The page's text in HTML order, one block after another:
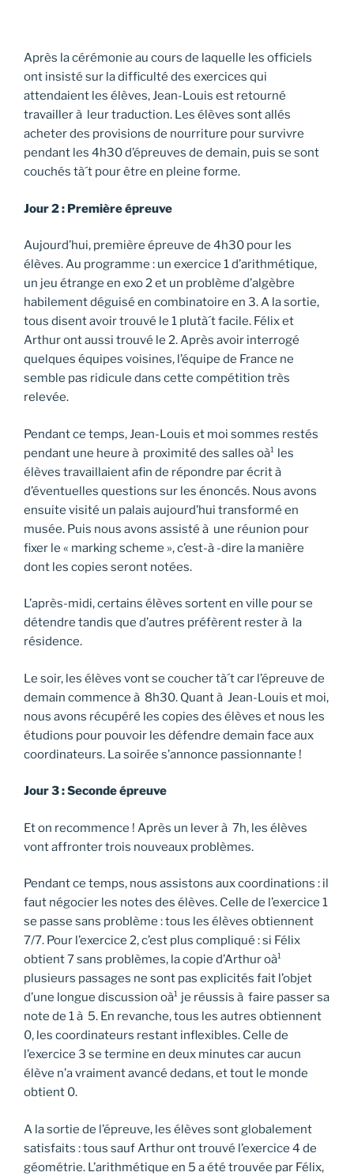
Après la cérémonie au cours de laquelle les officiels
ont insisté sur la difficulté des exercices qui
attendaient les élèves, Jean-Louis est retourné
travailler à leur traduction. Les élèves sont allés
acheter des provisions de nourriture pour survivre
pendant les 4h30 d’épreuves de demain, puis se sont
couchés tà´t pour être en pleine forme.
Jour 2 : Première épreuve
Aujourd’hui, première épreuve de 4h30 pour les
élèves. Au programme : un exercice 1 d’arithmétique,
un jeu étrange en exo 2 et un problème d’algèbre
habilement déguisé en combinatoire en 3. A la sortie,
tous disent avoir trouvé le 1 plutà´t facile. Félix et
Arthur ont aussi trouvé le 2. Après avoir interrogé
quelques équipes voisines, l’équipe de France ne
semble pas ridicule dans cette compétition très
relevée.
Pendant ce temps, Jean-Louis et moi sommes restés
pendant une heure à proximité des salles oà¹ les
élèves travaillaient afin de répondre par écrit à
d’éventuelles questions sur les énoncés. Nous avons
ensuite visité un palais aujourd’hui transformé en
musée. Puis nous avons assisté à une réunion pour
fixer le « marking scheme », c’est-à -dire la manière
dont les copies seront notées.
L’après-midi, certains élèves sortent en ville pour se
détendre tandis que d’autres préfèrent rester à la
résidence.
Le soir, les élèves vont se coucher tà´t car l’épreuve de
demain commence à 8h30. Quant à Jean-Louis et moi,
nous avons récupéré les copies des élèves et nous les
étudions pour pouvoir les défendre demain face aux
coordinateurs. La soirée s’annonce passionnante !
Jour 3 : Seconde épreuve
Et on recommence ! Après un lever à 7h, les élèves
vont affronter trois nouveaux problèmes.
Pendant ce temps, nous assistons aux coordinations : il
faut négocier les notes des élèves. Celle de l’exercice 1
se passe sans problème : tous les élèves obtiennent
7/7. Pour l’exercice 2, c’est plus compliqué : si Félix
obtient 7 sans problèmes, la copie d’Arthur oà¹
plusieurs passages ne sont pas explicités fait l’objet
d’une longue discussion oà¹ je réussis à faire passer sa
note de 1 à 5. En revanche, tous les autres obtiennent
0, les coordinateurs restant inflexibles. Celle de
l’exercice 3 se termine en deux minutes car aucun
élève n’a vraiment avancé dedans, et tout le monde
obtient 0.
A la sortie de l’épreuve, les élèves sont globalement
satisfaits : tous sauf Arthur ont trouvé l’exercice 4 de
géométrie. L’arithmétique en 5 a été trouvée par Félix,